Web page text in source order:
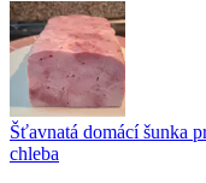
Šťavnatá domácí šunka
chleba